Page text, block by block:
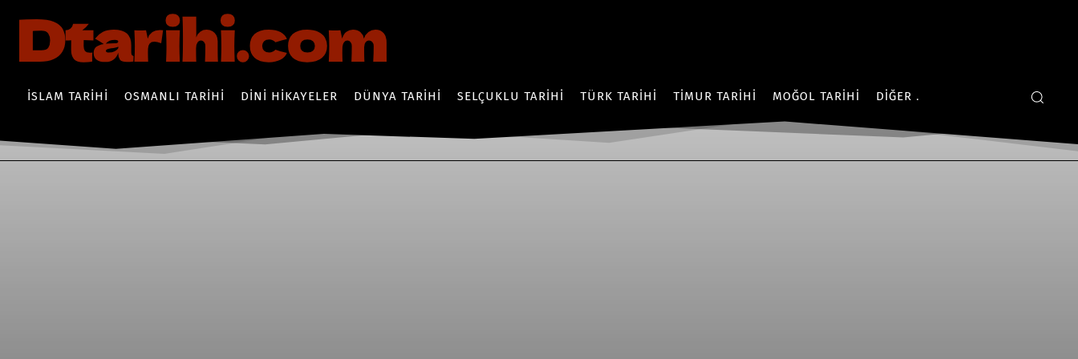
İSLAM TARIHI OSMANLI TARIHI DINI HIKAYELER DÜNYA TARIHI SELÇUKLU TARIHI TÜRK TARIHI TIMUR TARIHI MOĞOL TARIHI DIĞER